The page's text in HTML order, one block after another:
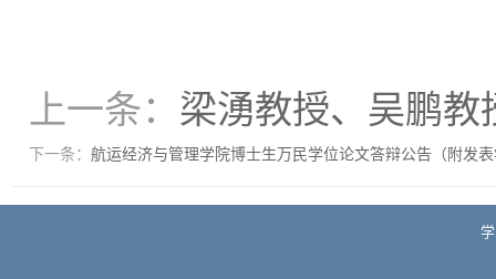
上一条： 梁湧教授、吴鹏教
下一条： 航运经济与管理学院博士生万民学位论文答辩公告（附发